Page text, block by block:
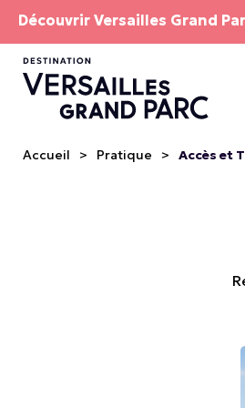
Découvrir Versailles Grand
Accueil > Pratique > Accès et